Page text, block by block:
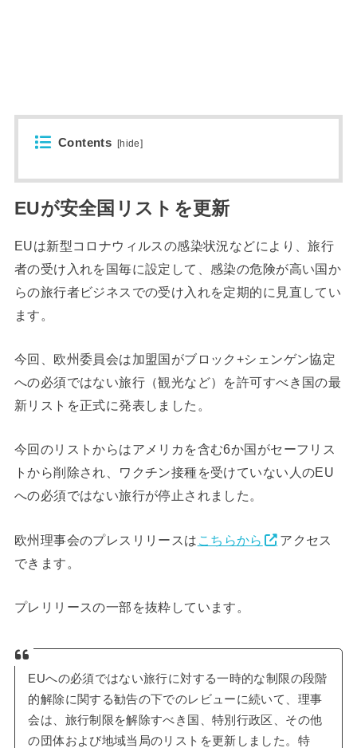
Contents [hide]
EUが安全国リストを更新
EUは新型コロナウィルスの感染状況などにより、旅行
者の受け入れを国毎に設定して、感染の危険が高い国か
らの旅行者ビジネスでの受け入れを定期的に見直してい
ます。
今回、欧州委員会は加盟国がブロック+シェンゲン協定
への必須ではない旅行（観光など）を許可すべき国の最
新リストを正式に発表しました。
今回のリストからはアメリカを含む6か国がセーフリス
トから削除され、ワクチン接種を受けていない人のEU
への必須ではない旅行が停止されました。
欧州理事会のプレスリリースは こちらから
アクセス
できます。
プレリリースの一部を抜粋しています。
EUへの必須ではない旅行に対する一時的な制限の段階
的解除に関する勧告の下でのレビューに続いて、理事
会は、旅行制限を解除すべき国、特別行政区、その他
の団体および地域当局のリストを更新しました。特